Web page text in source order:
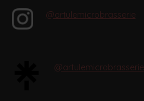
@artulemicrobrasserie
@artulemicrobrasserie